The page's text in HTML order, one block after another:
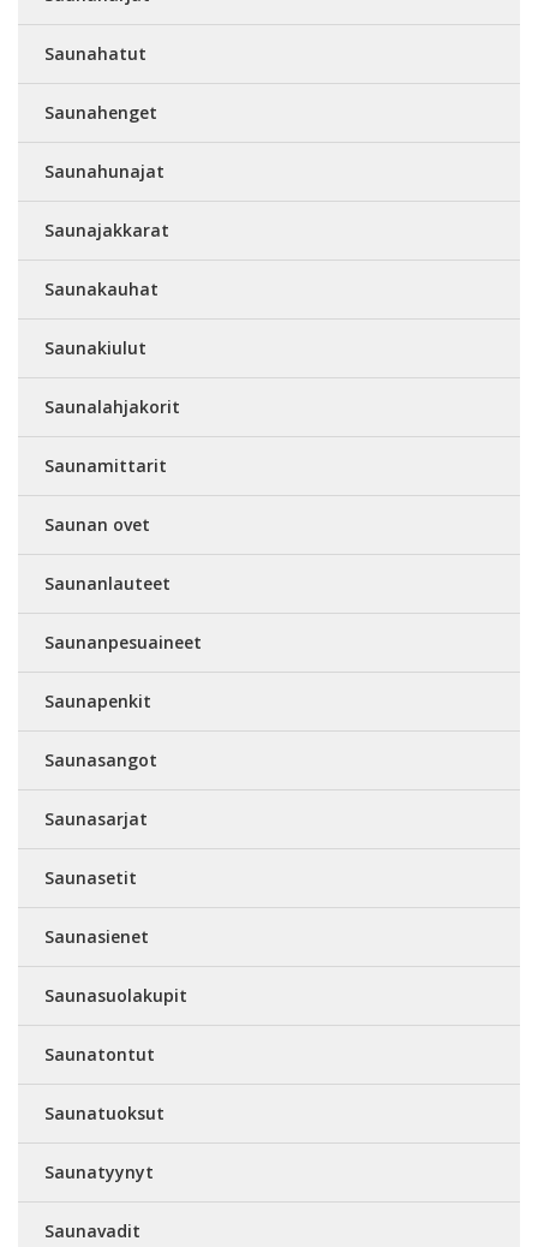
Saunahatut
Saunahenget
Saunahunajat
Saunajakkarat
Saunakauhat
Saunakiulut
Saunalahjakorit
Saunamittarit
Saunan ovet
Saunanlauteet
Saunanpesuaineet
Saunapenkit
Saunasangot
Saunasarjat
Saunasetit
Saunasienet
Saunasuolakupit
Saunatontut
Saunatuoksut
Saunatyynyt
Saunavadit